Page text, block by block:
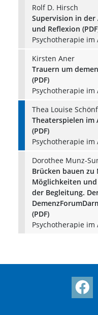
Rolf D. Hirsch
Supervision in
und Reflexion
Psychotherapie im
Kirsten Aner
Trauern um
(PDF)
Psychotherapie im
Thea Louise
Theaterspielen im
(PDF)
Psychotherapie im
Dorothee Munz-
Brücken bauen zu
Möglichkeiten
der Begleitung.
(PDF)
Psychotherapie im